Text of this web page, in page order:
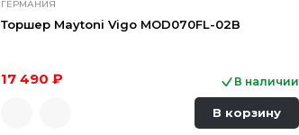
ГЕРМАНИЯ
Торшер Maytoni Vigo MOD070FL-02B
17 490 ₽ В наличии
В корзину